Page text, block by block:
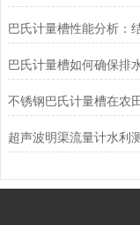
不锈钢巴氏计量槽在农